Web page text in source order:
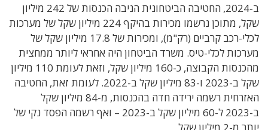
ב-2024, החטיבה הביטחונית הניבה הכנסות של 242 מיליון
שקל, מתוכן נרשמו מכירות בהיקף 224 מיליון שקל של מערכות
לכלי-רכב קרביים (רק"מ), ומכירות של 17.8 מיליון שקל של
מערכות לכלי-טיס. משרד הביטחון היה אחראי ליותר ממחצית
מהכנסות הקבוצה, כ-160 מיליון שקל, וזאת לעומת 110 מיליון
שקל ב-2023 ו-83 מיליון שקל ב-2022. לעומת זאת, החטיבה
האזרחית רשמה ירידה חדה בהכנסות, מ-84 מיליון שקל
ב-2023 ל-60 מיליון שקל ב-2023 – ואף רשמה הפסד נקי של
יותר מ-2 מיליון שקל.